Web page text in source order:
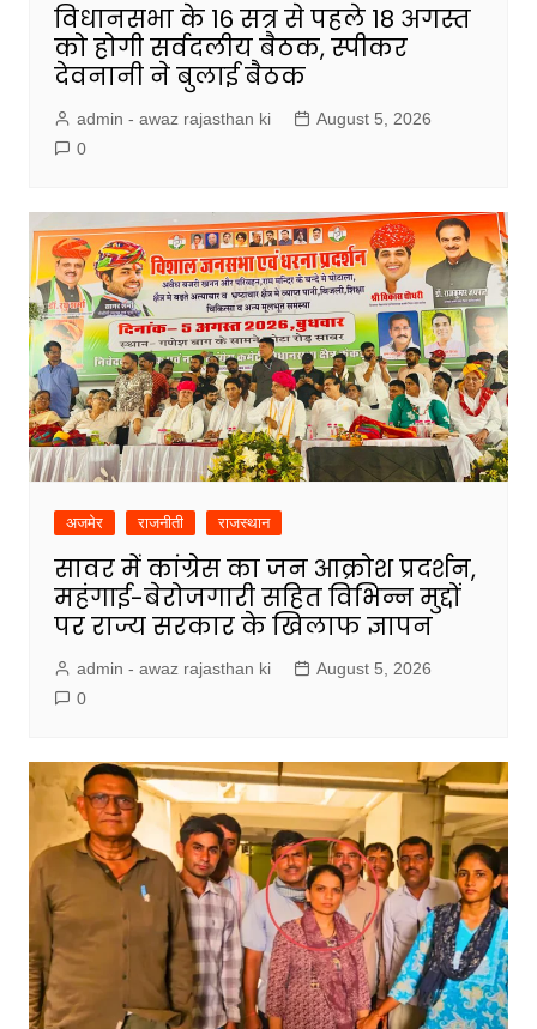
विधानसभा के 16 सत्र से पहले 18 अगस्त
को होगी सर्वदलीय बैठक, स्पीकर
देवनानी ने बुलाई बैठक
admin - awaz rajasthan ki
August 5, 2026
0
अजमेर राजनीती राजस्थान
सावर में कांग्रेस का जन आक्रोश प्रदर्शन,
महंगाई-बेरोजगारी सहित विभिन्न मुद्दों
पर राज्य सरकार के खिलाफ ज्ञापन
admin - awaz rajasthan ki
August 5, 2026
0